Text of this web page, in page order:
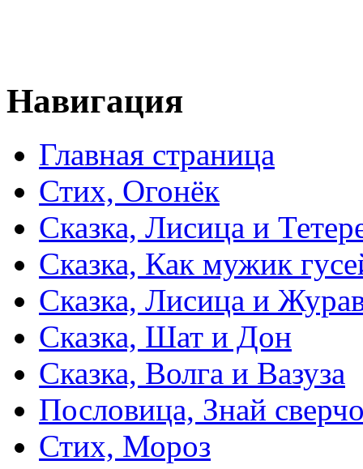
Навигация
Главная страница
Стих, Огонёк
Сказка, Лисица и
Сказка, Как мужик
Сказка, Лисица и
Сказка, Шат и Дон
Сказка, Волга и Вазуза
Пословица, Знай
Стих, Мороз